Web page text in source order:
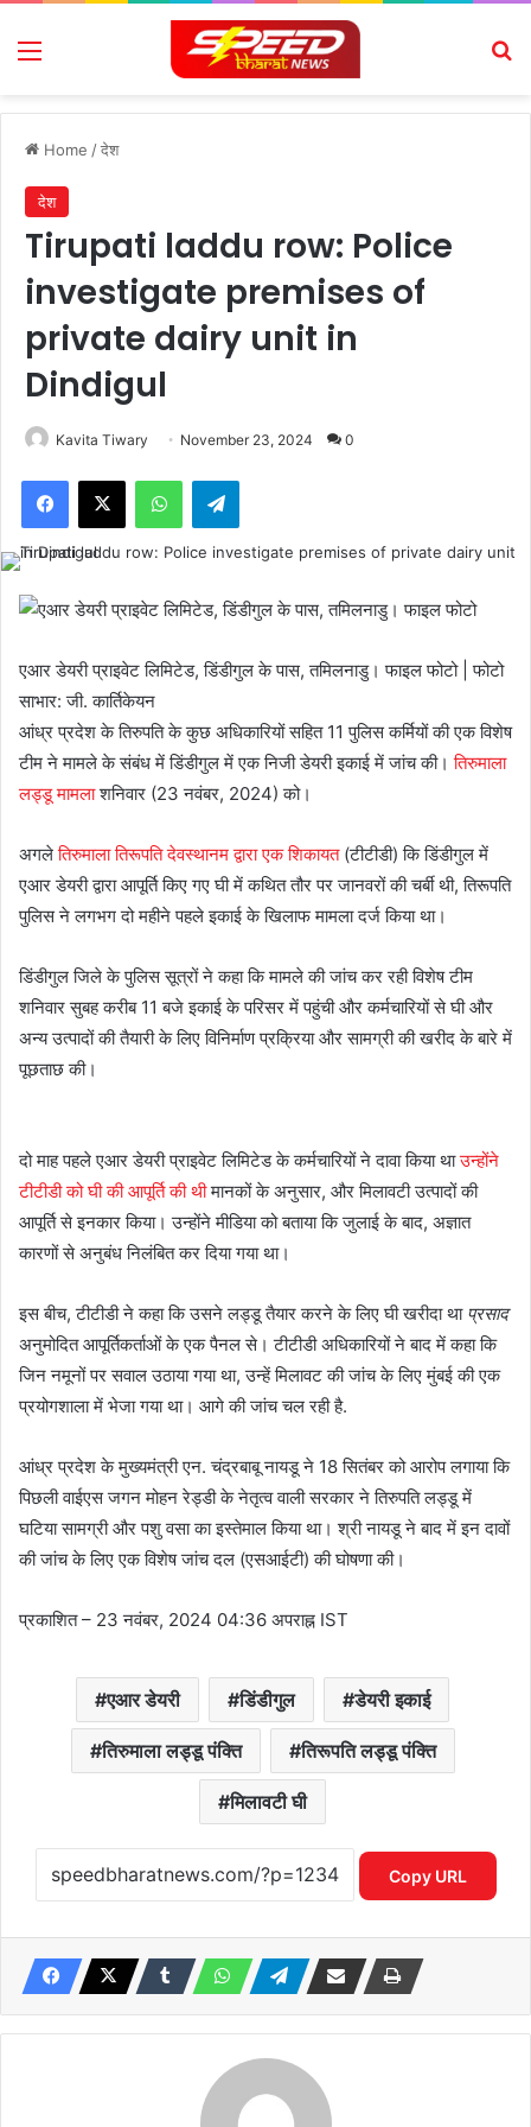
Menu
Home /देश
देश
Tirupati laddu row: Police
investigate premises of
private dairy unit in
Dindigul
Kavita Tiwary November 23, 2024 0
Facebook
X WhatsAppTelegram
एआर डेयरी प्राइवेट लिमिटेड, डिंडीगुल के पास, तमिलनाडु। फाइल फोटो | फोटो
साभार: जी. कार्तिकेयन
आंध्र प्रदेश के तिरुपति के कुछ अधिकारियों सहित 11 पुलिस कर्मियों की एक विशेष
टीम ने मामले के संबंध में डिंडीगुल में एक निजी डेयरी इकाई में जांच की।तिरुमाला
लड्डू मामलाशनिवार (23 नवंबर, 2024) को।
अगलेतिरुमाला तिरूपति देवस्थानम द्वारा एक शिकायत(टीटीडी) कि डिंडीगुल में
एआर डेयरी द्वारा आपूर्ति किए गए घी में कथित तौर पर जानवरों की चर्बी थी, तिरूपति
पुलिस ने लगभग दो महीने पहले इकाई के खिलाफ मामला दर्ज किया था।
डिंडीगुल जिले के पुलिस सूत्रों ने कहा कि मामले की जांच कर रही विशेष टीम
शनिवार सुबह करीब 11 बजे इकाई के परिसर में पहुंची और कर्मचारियों से घी और
अन्य उत्पादों की तैयारी के लिए विनिर्माण प्रक्रिया और सामग्री की खरीद के बारे में
पूछताछ की।
दो माह पहले एआर डेयरी प्राइवेट लिमिटेड के कर्मचारियों ने दावा किया थाउन्होंने
टीटीडी को घी की आपूर्ति की थीमानकों के अनुसार, और मिलावटी उत्पादों की
आपूर्ति से इनकार किया। उन्होंने मीडिया को बताया कि जुलाई के बाद, अज्ञात
कारणों से अनुबंध निलंबित कर दिया गया था।
इस बीच, टीटीडी ने कहा कि उसने लड्डू तैयार करने के लिए घी खरीदा था प्रसाद
अनुमोदित आपूर्तिकर्ताओं के एक पैनल से। टीटीडी अधिकारियों ने बाद में कहा कि
जिन नमूनों पर सवाल उठाया गया था, उन्हें मिलावट की जांच के लिए मुंबई की एक
प्रयोगशाला में भेजा गया था। आगे की जांच चल रही है.
आंध्र प्रदेश के मुख्यमंत्री एन. चंद्रबाबू नायडू ने 18 सितंबर को आरोप लगाया कि
पिछली वाईएस जगन मोहन रेड्डी के नेतृत्व वाली सरकार ने तिरुपति लड्डू में
घटिया सामग्री और पशु वसा का इस्तेमाल किया था। श्री नायडू ने बाद में इन दावों
की जांच के लिए एक विशेष जांच दल (एसआईटी) की घोषणा की।
प्रकाशित– 23 नवंबर, 2024 04:36 अपराह्न IST
एआर डेयरी डिंडीगुल डेयरी इकाई
तिरुमाला लड्डू पंक्ति तिरूपति लड्डू पंक्ति
मिलावटी घी
Copy URL